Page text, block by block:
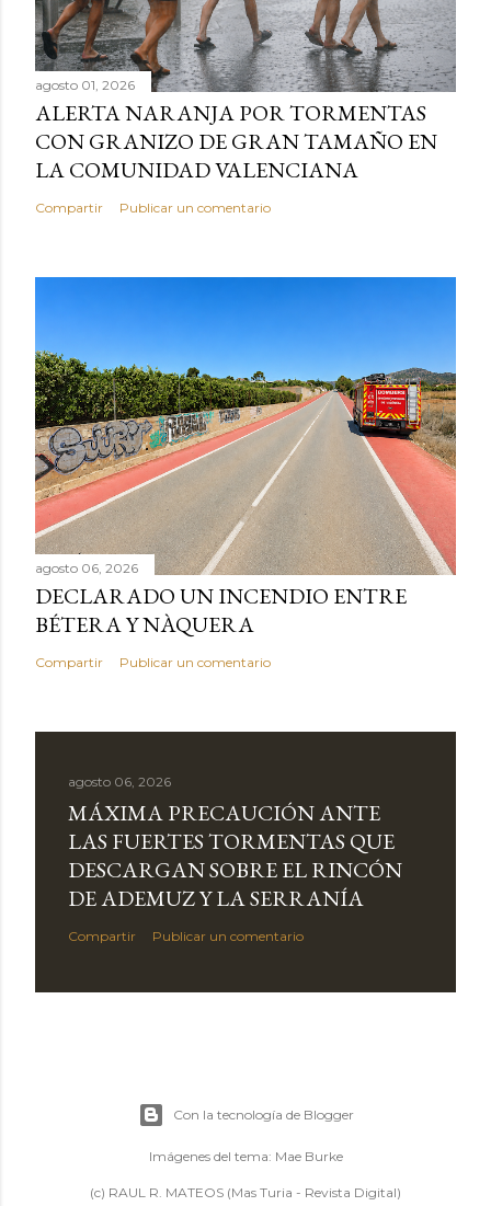
agosto 01, 2026
ALERTA NARANJA POR TORMENTAS
CON GRANIZO DE GRAN TAMAÑO EN
LA COMUNIDAD VALENCIANA
Compartir Publicar un comentario
agosto 06, 2026
DECLARADO UN INCENDIO ENTRE
BÉTERA Y NÀQUERA
Compartir Publicar un comentario
agosto 06, 2026
MÁXIMA PRECAUCIÓN ANTE
LAS FUERTES TORMENTAS QUE
DESCARGAN SOBRE EL RINCÓN
DE ADEMUZ Y LA SERRANÍA
Compartir Publicar un comentario
Con la tecnología de Blogger
Imágenes del tema: Mae Burke
(c) RAUL R. MATEOS (Mas Turia - Revista Digital)